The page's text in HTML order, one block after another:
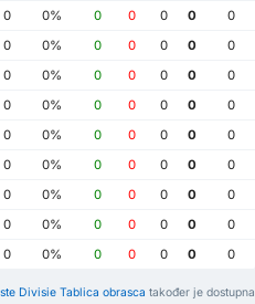
0 0% 0 0 0 0
0
0 0% 0 0 0 0
0
0 0% 0 0 0 0
0
0 0% 0 0 0 0
0
0 0% 0 0 0 0
0
0 0% 0 0 0 0
0
0 0% 0 0 0 0
0
0 0% 0 0 0 0
0
0 0% 0 0 0 0 0
Divisie Tablica obrasca također je dostupna